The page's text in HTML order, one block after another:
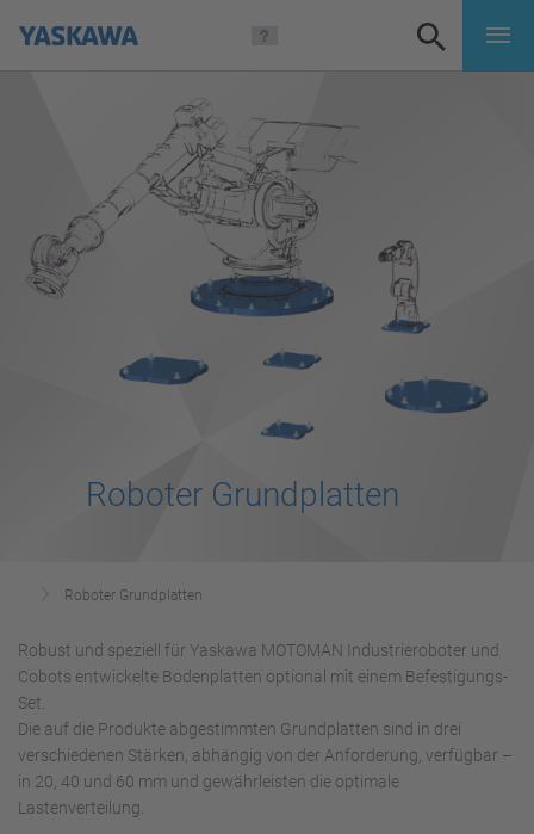
Roboter Grundplatten
Roboter Grundplatten
Robust und speziell für Yaskawa MOTOMAN Industrieroboter und
Cobots entwickelte Bodenplatten optional mit einem Befestigungs-
Set.
Die auf die Produkte abgestimmten Grundplatten sind in drei
verschiedenen Stärken, abhängig von der Anforderung, verfügbar –
in 20, 40 und 60 mm und gewährleisten die optimale
Lastenverteilung.